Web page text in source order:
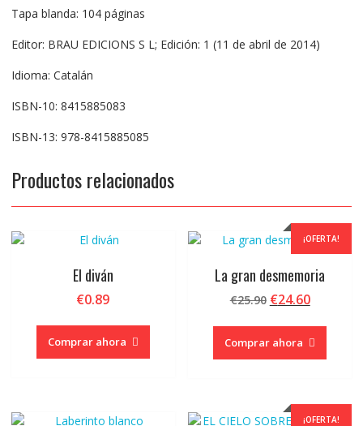
Tapa blanda: 104 páginas
Editor: BRAU EDICIONS S L; Edición: 1 (11 de abril de 2014)
Idioma: Catalán
ISBN-10: 8415885083
ISBN-13: 978-8415885085
Productos relacionados
El diván
€0.89
Comprar ahora
¡OFERTA!
La gran desmemoria
€25.90 El
original
era:
€24.60El
actual
es:
Comprar ahora
¡OFERTA!